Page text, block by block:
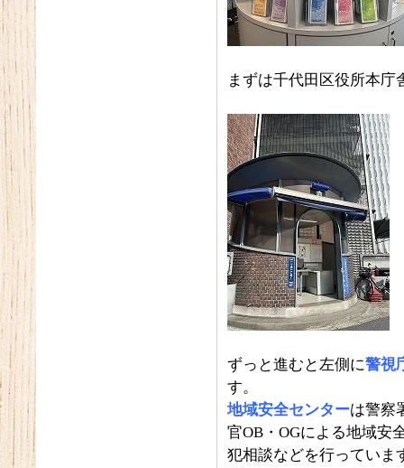
まずは千代田区役所本
ずっと進むと左側に警視
す。
地域安全センターは警察
官OB・OGによる地域安
犯相談などを行っていま